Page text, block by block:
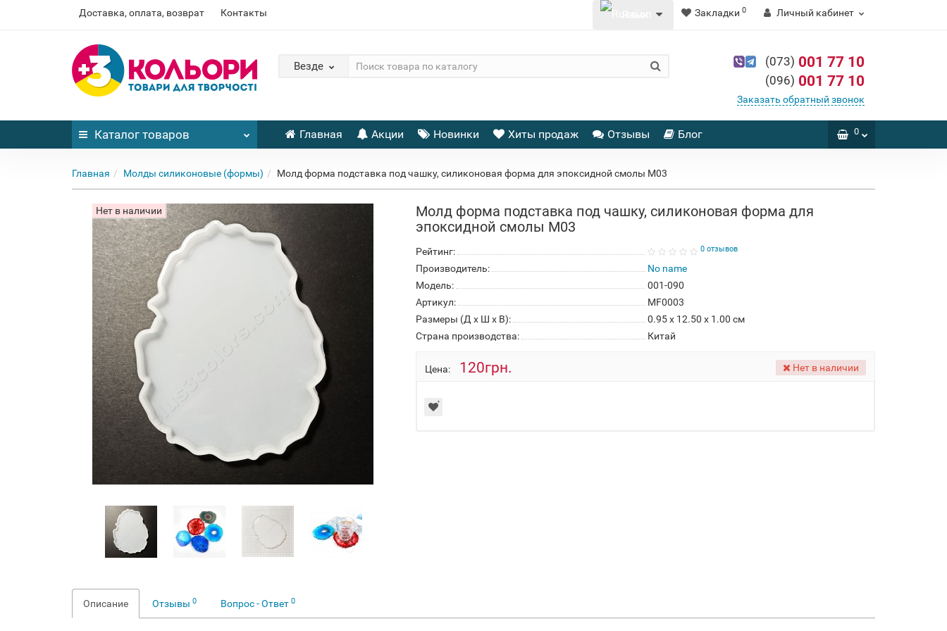
Доставка, оплата, возврат Контакты Закладки 0 Личный кабинет
Везде (073) 001 77 10
(096) 001 77 10
Заказать обратный звонок
Каталог товаров Главная Акции Новинки Хиты продаж Отзывы Блог 0
Главная Молды силиконовые (формы) Молд форма подставка под чашку, силиконовая форма для эпоксидной смолы М03
Нет в наличии
Молд форма подставка под чашку, силиконовая форма для
эпоксидной смолы М03
Рейтинг: 0 отзывов
Производитель:
No name
Модель:
001-090
Артикул:
MF0003
Размеры (Д x Ш x В):
0.95 x 12.50 x 1.00 см
Страна производства:
Китай
Цена: 120грн. Нет в наличии
Описание Отзывы 0 Вопрос - Ответ 0